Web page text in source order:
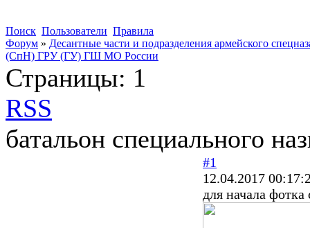
Поиск Пользователи Правила
Форум » Десантные части и подразделения армейского
(СпН) ГРУ (ГУ) ГШ МО России
Страницы: 1
RSS
батальон специального
#1
12.04.2017
для начала